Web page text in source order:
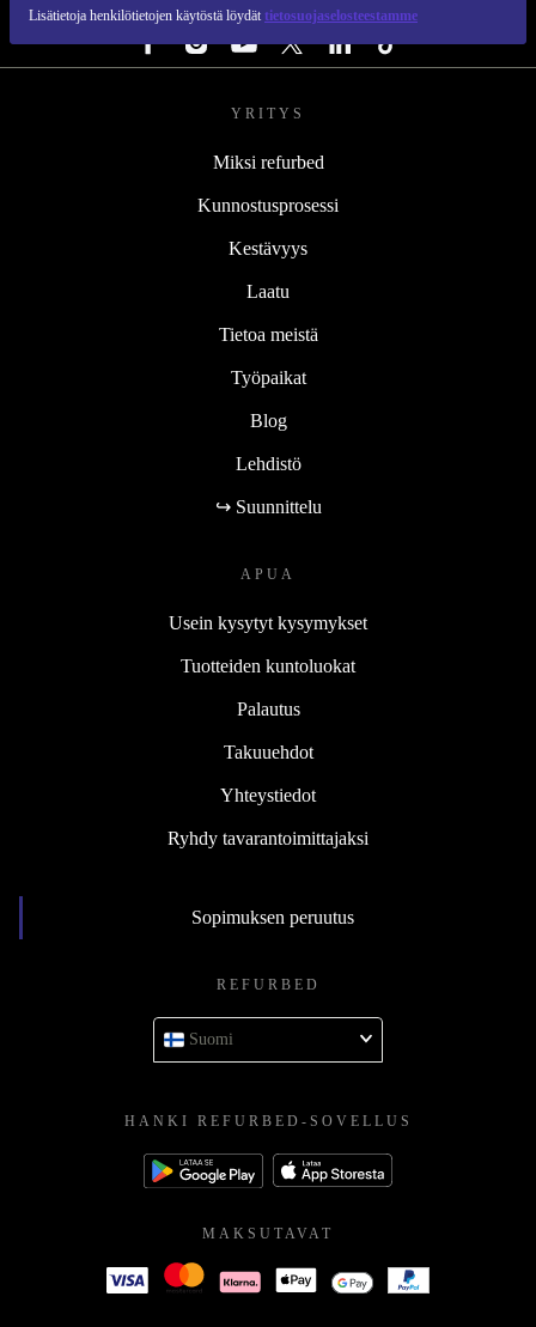
Lisätietoja henkilötietojen käytöstä löydät tietosuojaselosteestamme
YRITYS
Miksi refurbed
Kunnostusprosessi
Kestävyys
Laatu
Tietoa meistä
Työpaikat
Blog
Lehdistö
↪ Suunnittelu
APUA
Usein kysytyt kysymykset
Tuotteiden kuntoluokat
Palautus
Takuuehdot
Yhteystiedot
Ryhdy tavarantoimittajaksi
Sopimuksen peruutus
REFURBED
Suomi
HANKI REFURBED-SOVELLUS
MAKSUTAVAT